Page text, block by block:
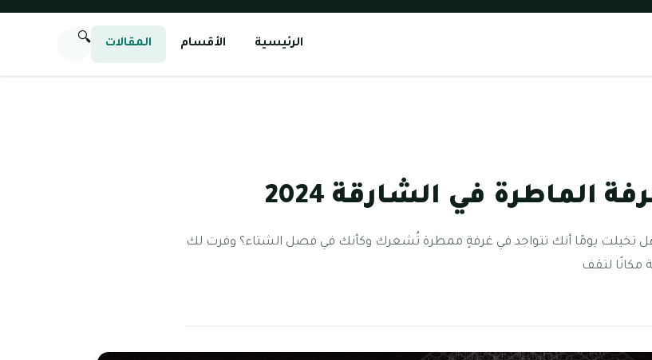
الرئيسية الأقسام المقالات 🔍
الماطرة في الشارقة 2024
هل تخيلت يومًا أنك تتواجد في غرفةٍ ممطرة تُشعرك وكأنك في فصل الشتاء؟ وفرت لك
مكانًا لتقف